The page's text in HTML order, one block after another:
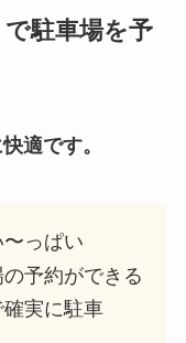
駐車場を予
適です。
っぱい
予約ができる
実に駐車